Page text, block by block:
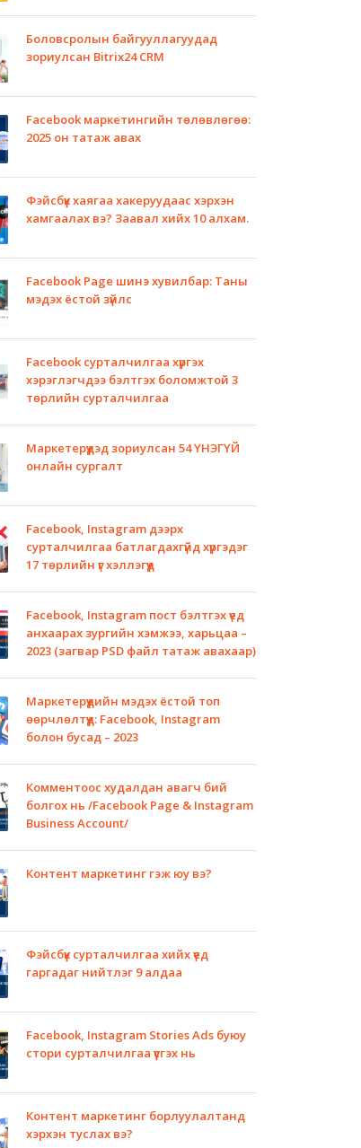
Боловсролын байгууллагуудад
зориулсан Bitrix24 CRM
Facebook маркетингийн төлөвлөгөө:
2025 он татаж авах
Фэйсбүүк хаягаа хакеруудаас хэрхэн
хамгаалах вэ? Заавал хийх 10 алхам.
Facebook Page шинэ хувилбар: Таны
мэдэх ёстой зүйлс
Facebook сурталчилгаа хүргэх
хэрэглэгчдээ бэлтгэх боломжтой 3
төрлийн сурталчилгаа
Маркетерүүдэд зориулсан 54 ҮНЭГҮЙ
онлайн сургалт
Facebook, Instagram дээрх
сурталчилгаа батлагдахгүйд хүргэдэг
17 төрлийн үг хэллэгүүд
Facebook, Instagram пост бэлтгэх үед
анхаарах зургийн хэмжээ, харьцаа –
2023 (загвар PSD файл татаж авахаар)
Маркетерүүдийн мэдэх ёстой топ
өөрчлөлтүүд: Facebook, Instagram
болон бусад – 2023
Комментоос худалдан авагч бий
болгох нь /Facebook Page & Instagram
Business Account/
Контент маркетинг гэж юу вэ?
Фэйсбүүк сурталчилгаа хийх үед
гаргадаг нийтлэг 9 алдаа
Facebook, Instagram Stories Ads буюу
стори сурталчилгаа үүсгэх нь
Контент маркетинг борлуулалтанд
хэрхэн туслах вэ?